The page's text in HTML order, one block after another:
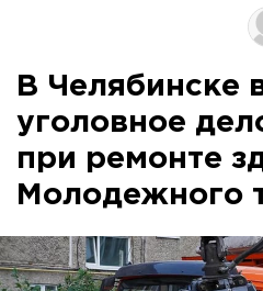
В Челябинске
уголовное
при ремонте
Молодежного